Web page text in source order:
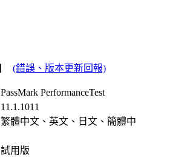
(錯誤、版本更新回報)
PassMark PerformanceTest
11.1.1011
繁體中文、英文、日文、簡體中
試用版